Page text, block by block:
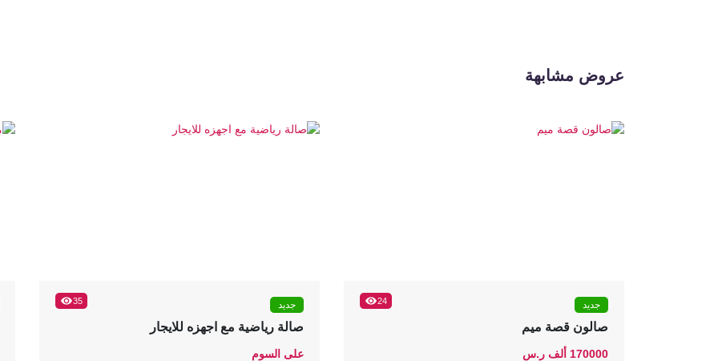
عروض مشابهة
24 جديد
صالون قصة ميم
170000 ألف ر.س
35 جديد
صالة رياضية مع اجهزه للايجار
على السوم